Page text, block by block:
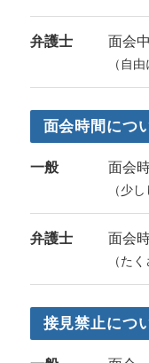
弁護士 面会
（自
面会時間につ
一般 面会
（少
弁護士 面会
（た
接見禁止につ